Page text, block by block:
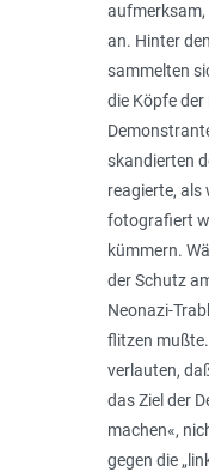
an. Hinter
sammelten
die Köpfe
skandierten
reagierte, als
fotografiert
kümmern.
der Schutz
Neonazi-
flitzen
verlauten,
das Ziel der
machen«,
gegen die „